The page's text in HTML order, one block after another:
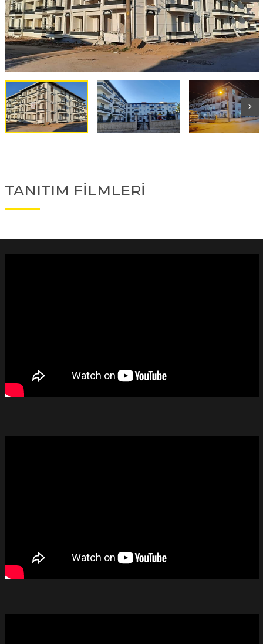
TANITIM FİLMLERİ